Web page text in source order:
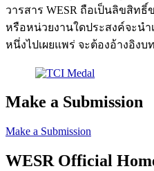
วารสาร WESR ถือเป็นลิขสิท
หรือหน่วยงานใดประสงค์จะน
หนึ่งไปเผยแพร่ จะต้องอ้างอิง
Make a Submission
Make a Submission
WESR Official